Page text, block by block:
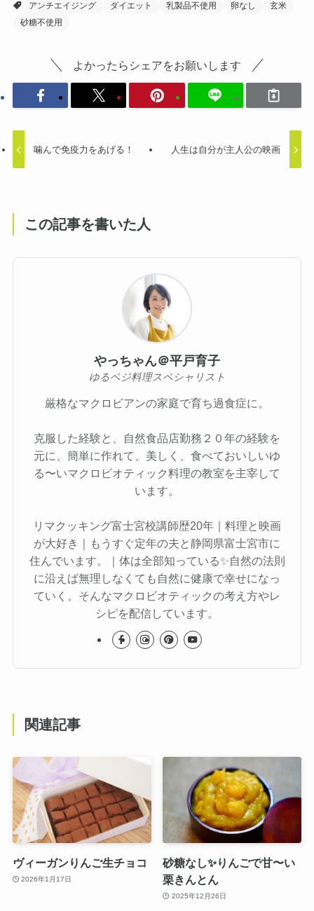
アンチエイジング
ダイエット 乳製品不使用 卵なし
玄米
砂糖不使用
よかったらシェアをお願いします
噛んで免疫力をあげる！ 人生は自分が主人公の映画
この記事を書いた人
やっちゃん＠平戸育子
ゆるベジ料理スペシャリスト
厳格なマクロビアンの家庭で育ち過食症に。
克服した経験と、自然食品店勤務２０年の経験を
元に、簡単に作れて、美しく、食べておいしいゆ
る〜いマクロビオティック料理の教室を主宰して
います。
リマクッキング富士宮校講師歴20年｜料理と映画
が大好き｜もうすぐ定年の夫と静岡県富士宮市に
住んでいます。｜体は全部知っている✨自然の法則
に沿えば無理しなくても自然に健康で幸せになっ
ていく。そんなマクロビオティックの考え方やレ
シピを配信しています。
関連記事
ヴィーガンりんご生チョコ
2026年1月17日
砂糖なし✨りんごで甘〜い
栗きんとん
2025年12月26日